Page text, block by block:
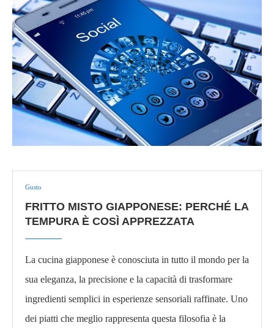
Gusto
FRITTO MISTO GIAPPONESE: PERCHÉ LA
TEMPURA È COSÌ APPREZZATA
La cucina giapponese è conosciuta in tutto il mondo per la
sua eleganza, la precisione e la capacità di trasformare
ingredienti semplici in esperienze sensoriali raffinate. Uno
dei piatti che meglio rappresenta questa filosofia è la